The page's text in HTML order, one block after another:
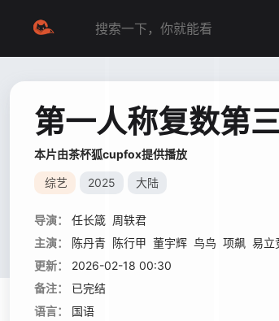
第一人称复数第
本片由茶杯狐cupfox提供播放
综艺 2025 大陆
导演： 任长箴 周轶君
主演：
陈丹青 陈行甲 董宇辉 鸟鸟 项飙 易立
更新：
2026-02-18 00:30
备注：
已完结
语言：
国语